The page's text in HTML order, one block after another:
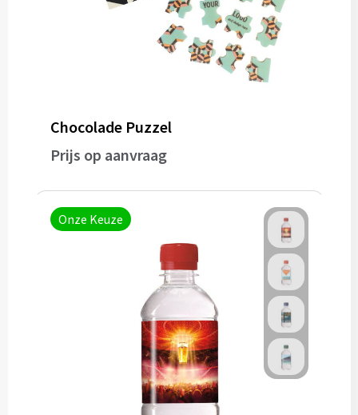
Schrijf & papierwaren
Potloden
Markeerstiften
Zelfklevende memo's
Chocolade Puzzel
Prijs op aanvraag
Onze Keuze